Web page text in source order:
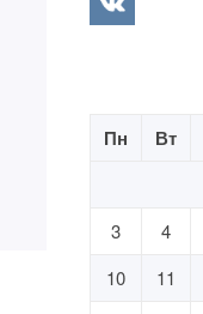
Пн Вт
3
4
10
11